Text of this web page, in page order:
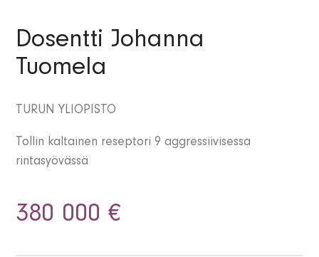
Dosentti Johanna
Tuomela
TURUN YLIOPISTO
Tollin kaltainen reseptori 9 aggressiivisessa
rintasyövässä
380 000 €